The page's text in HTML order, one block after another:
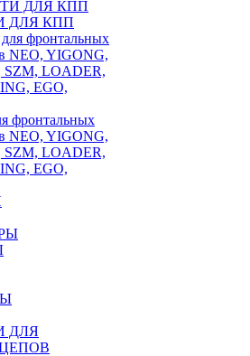
ДЛЯ КПП
фронтальных
NEO, YIGONG,
LOADER,
EGO,
ДЛЯ